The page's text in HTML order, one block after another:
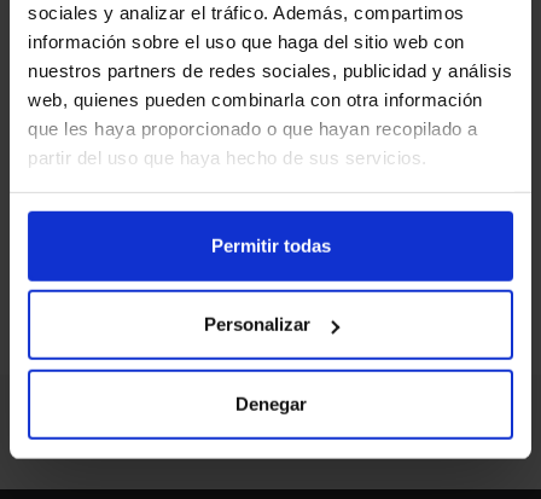
sociales y analizar el tráfico. Además, compartimos
información sobre el uso que haga del sitio web con
nuestros partners de redes sociales, publicidad y análisis
web, quienes pueden combinarla con otra información
que les haya proporcionado o que hayan recopilado a
partir del uso que haya hecho de sus servicios.
Permitir todas
Personalizar
Denegar
Actualmente, esta oferta no
está disponible. Pero tenemos
muchas más ofertas que
podrían interesarte en nuestra
web.
LLAMA GRATIS 900 622 319
TE LLAMAMOS